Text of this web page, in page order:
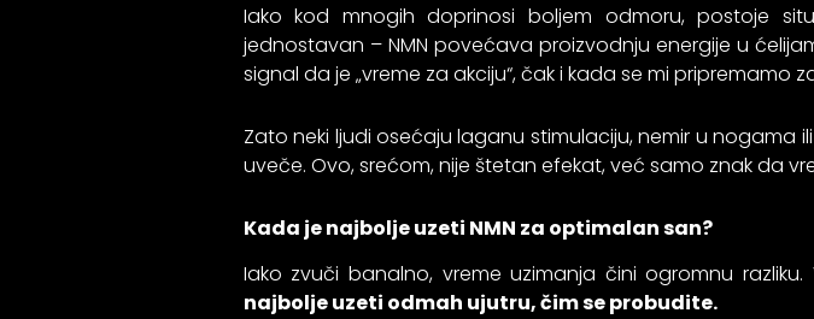
Iako kod mnogih doprinosi boljem odmoru, postoje
jednostavan – NMN povećava proizvodnju energije u
signal da je „vreme za akciju“, čak i kada se mi pripremamo
Zato neki ljudi osećaju laganu stimulaciju, nemir u nogama
uveče. Ovo, srećom, nije štetan efekat, već samo znak da
Kada je najbolje uzeti NMN za optimalan san?
Iako zvuči banalno, vreme uzimanja čini ogromnu
najbolje uzeti odmah ujutru, čim se probudite.